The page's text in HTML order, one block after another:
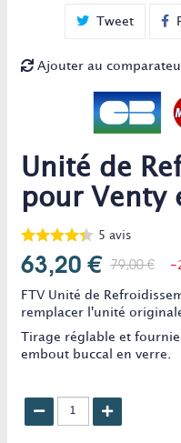
Tweet
Ajouter au
Unité de
pour Venty
5 avis
79,00 €
63,20 € -
FTV Unité de
remplacer l'unité
Tirage réglable et
embout buccal en verre.